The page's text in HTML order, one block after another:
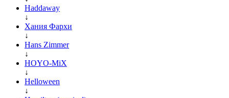
Haddaway
↓
Хания Фархи
↓
Hans Zimmer
↓
HOYO-MiX
↓
Helloween
↓